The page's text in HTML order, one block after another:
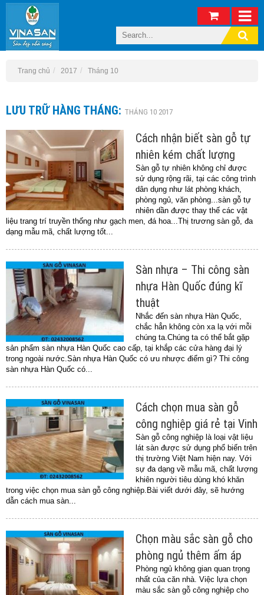
Trang chủ 2017 Tháng 10
LƯU TRỮ HÀNG THÁNG: THÁNG 10 2017
Cách nhận biết sàn gỗ tự
nhiên kém chất lượng
Sàn gỗ tự nhiên không chỉ được
sử dụng rộng rãi, tại các công trình
dân dụng như lát phòng khách,
phòng ngủ, văn phòng...sàn gỗ tự
nhiên dần được thay thế các vật
liệu trang trí truyền thống như gạch men, đá hoa...Thị trương sàn gỗ, đa
dạng mẫu mã, chất lượng tốt...
Sàn nhựa – Thi công sàn
nhựa Hàn Quốc đúng kĩ
thuật
Nhắc đến sàn nhựa Hàn Quốc,
chắc hẳn không còn xa lạ với mỗi
chúng ta.Chúng ta có thể bắt gặp
sản phẩm sàn nhựa Hàn Quốc cao cấp, tại khắp các cửa hàng đại lý
trong ngoài nước.Sàn nhựa Hàn Quốc có ưu nhược điểm gì? Thi công
sàn nhựa Hàn Quốc có...
Cách chọn mua sàn gỗ
công nghiệp giá rẻ tại Vinh
Sàn gỗ công nghiệp là loại vật liệu
lát sàn được sử dụng phổ biến trên
thị trường Việt Nam hiện nay. Với
sự đa dạng về mẫu mã, chất lượng
khiên người tiêu dùng khó khăn
trong việc chọn mua sàn gỗ công nghiệp.Bài viết dưới đây, sẽ hướng
dẫn cách mua sàn...
Chọn màu sắc sàn gỗ cho
phòng ngủ thêm ấm áp
Phòng ngủ không gian quan trọng
nhất của căn nhà. Việc lựa chọn
màu sắc sàn gỗ công nghiệp cho